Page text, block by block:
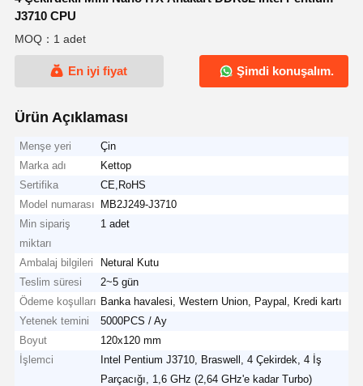
J3710 CPU
MOQ：1 adet
En iyi fiyat Şimdi konuşalım.
Ürün Açıklaması
Menşe yeri
Çin
Marka adı
Kettop
Sertifika
CE,RoHS
Model numarası
MB2J249-J3710
Min sipariş
miktarı
1 adet
Ambalaj bilgileri
Netural Kutu
Teslim süresi
2~5 gün
Ödeme koşulları Banka havalesi, Western Union, Paypal, Kredi kartı
Yetenek temini
5000PCS / Ay
Boyut
120x120 mm
İşlemci
Intel Pentium J3710, Braswell, 4 Çekirdek, 4 İş
Parçacığı, 1,6 GHz (2,64 GHz'e kadar Turbo)